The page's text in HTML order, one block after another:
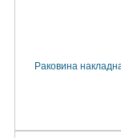
Раковина